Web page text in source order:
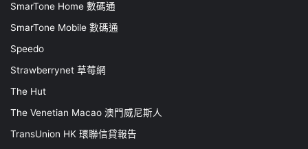
SmarTone Home 數碼通
SmarTone Mobile 數碼通
Speedo
Strawberrynet 草莓網
The Hut
The Venetian Macao 澳門威尼斯人
TransUnion HK 環聯信貸報告